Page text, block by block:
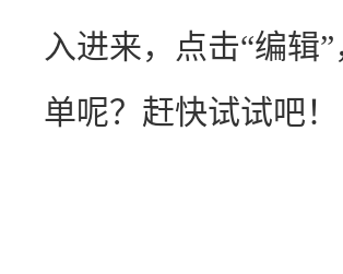
入进来，点击“编辑
单呢？赶快试试吧！